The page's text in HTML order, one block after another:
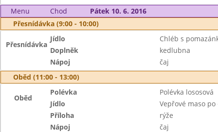
Menu
Chod
Pátek 10. 6. 2016
Přesnídávka (9:00 - 10:00)
Přesnídávka
Jídlo
Chléb s
Doplněk
kedlubna
Nápoj
čaj
Oběd (11:00 - 13:00)
Oběd
Polévka
Polévka lososová
Jídlo
Vepřové maso po
Příloha
rýže
Nápoj
čaj